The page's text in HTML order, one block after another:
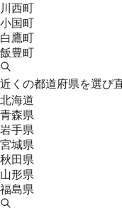
川西町
小国町
白鷹町
飯豊町
近くの都道府県を選び
北海道
青森県
岩手県
宮城県
秋田県
山形県
福島県